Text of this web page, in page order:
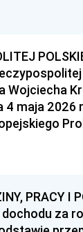
Wojciecha
maja 2026
PRACY I
za